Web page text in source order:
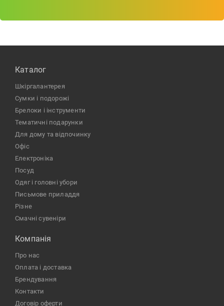
Каталог
шкіргалантерея
сумки і подорожі
брелоки і інструменти
тематичні подарунки
для дому та відпочинку
офіс
електроніка
посуд
одяг і головні убори
письмове приладдя
різне
Смачні сувеніри
Компанiя
Про нас
Оплата і доставка
Брендування
Контакти
Договір оферти